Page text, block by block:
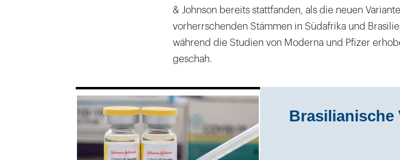
& Johnson bereits stattfanden, als die neuen
vorherrschenden Stämmen in Südafrika und
während die Studien von Moderna und Pfizer
geschah.
169
Brasilianische